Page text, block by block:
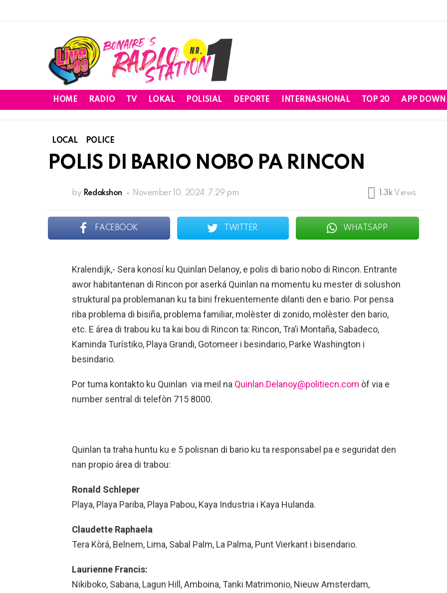
HOME RADIO TV LOKAL POLISIAL DEPORTE INTERNASHONAL TOP 20 APP
LOCAL POLICE
POLIS DI BARIO NOBO PA RINCON
by Redakshon November 10, 2024, 7:29 pm 1.3k Views
FACEBOOK TWITTER WHATSAPP
Kralendijk,- Sera konosí ku Quinlan Delanoy, e polis di bario nobo di Rincon. Entrante
awor habitantenan di Rincon por aserká Quinlan na momentu ku mester di solushon
struktural pa problemanan ku ta bini frekuentemente dilanti den e bario. Por pensa
riba problema di bisiña, problema familiar, molèster di zonido, molèster den bario,
etc. E área di trabou ku ta kai bou di Rincon ta: Rincon, Tra’i Montaña, Sabadeco,
Kaminda Turístiko, Playa Grandi, Gotomeer i besindario, Parke Washington i
besindario.
Por tuma kontakto ku Quinlan via meil na Quinlan.Delanoy@politiecn.com òf via e
number sentral di telefòn 715 8000.
Quinlan ta traha huntu ku e 5 polisnan di bario ku ta responsabel pa e seguridat den
nan propio área di trabou:
Ronald Schleper
Playa, Playa Pariba, Playa Pabou, Kaya Industria i Kaya Hulanda.
Claudette Raphaela
Tera Kòrá, Belnem, Lima, Sabal Palm, La Palma, Punt Vierkant i bisendario.
Laurienne Francis:
Nikiboko, Sabana, Lagun Hill, Amboina, Tanki Matrimonio, Nieuw Amsterdam,